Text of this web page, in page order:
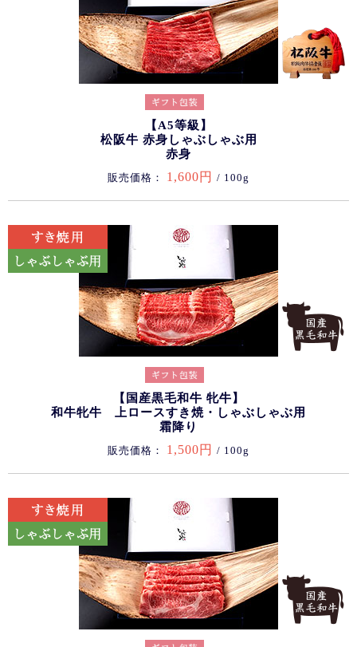
【A5等級】
松阪牛 赤身しゃぶしゃぶ用
赤身
販売価格： 1,600円 / 100g
【国産黒毛和牛 牝牛】
和牛牝牛 上ロースすき焼・しゃぶしゃぶ用
霜降り
販売価格： 1,500円 / 100g